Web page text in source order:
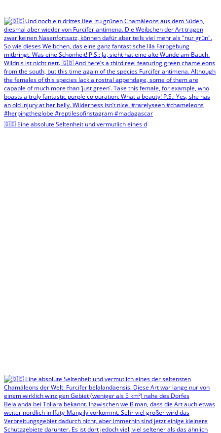
🇩🇪 Eine absolute Seltenheit und vermutlich eines d